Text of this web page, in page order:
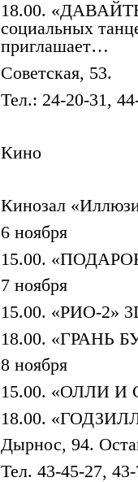
18.00.
социальных
приглашает…
Советская, 53.
Тел.: 24-20-31,
Кино
Кинозал
6 ноября
15.00.
7 ноября
15.00. «РИО-2»
18.00. «ГРАНЬ
8 ноября
15.00. «ОЛЛИ
18.00.
Дырнос, 94.
Тел. 43-45-27,